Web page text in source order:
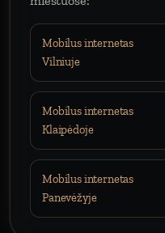
Mobilus internetas
Vilniuje
Mobilus internetas
Klaipėdoje
Mobilus internetas
Panevėžyje